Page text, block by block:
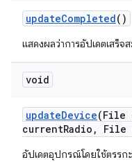
updateCompleted()
แสดงผลว่าการอัปเดตเสร็
void
updateDevice(File
currentRadio , File
อัปเดตอุปกรณ์โดยใช้ตรรก